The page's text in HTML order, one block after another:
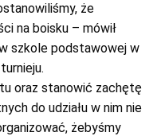
że
na boisku – mówił
szkole podstawowej w
oraz stanowić zachętę
do udziału w nim nie
żebyśmy